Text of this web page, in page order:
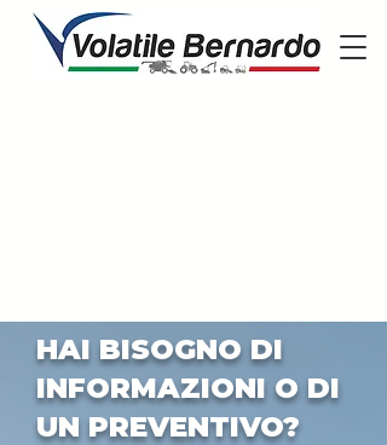
HAI BISOGNO DI
INFORMAZIONI O DI
UN PREVENTIVO?